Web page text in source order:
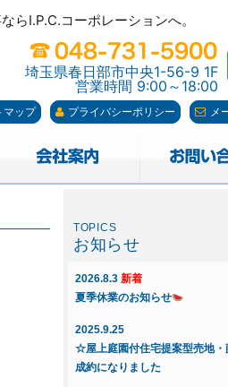
らI.P.C.コーポレーションへ。
I.P.C.コーポレーションへ。
埼玉県春日部市中央1-56-9 1F
営業時間 9:00～18:00
マップ プライバシーポリシー メ
お知らせ
2026.8.3 新着
夏季休業のお知らせ
2025.9.25
☆屋上庭園付住宅提案型売地
成約になりました